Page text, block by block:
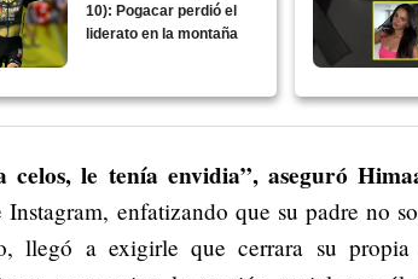
10): Pogacar perdió el
liderato en la montaña
celos, le tenía envidia”, aseguró
Instagram, enfatizando que su padre no
llegó a exigirle que cerrara su